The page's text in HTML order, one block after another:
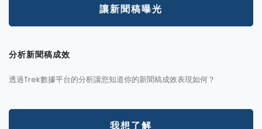
讓新聞稿曝光
分析新聞稿成效
透過Trek數據平台的分析讓您知道你的新聞稿成效表現如何？
我想了解